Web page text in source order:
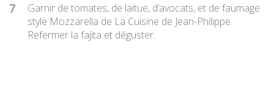
7
Garnir de tomates, de laitue, d’avocats, et de faumage
style Mozzarella de La Cuisine de Jean-Philippe.
Refermer la fajita et déguster.